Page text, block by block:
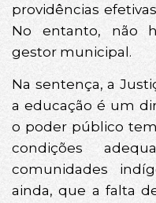
providências
No entanto, não
gestor municipal.
Na sentença, a
a educação é um
o poder público
condições
comunidades
ainda, que a falta